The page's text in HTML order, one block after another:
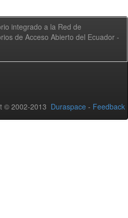
integrado a la Red de
de Acceso Abierto del Ecuador -
© 2002-2013 Duraspace - Feedback